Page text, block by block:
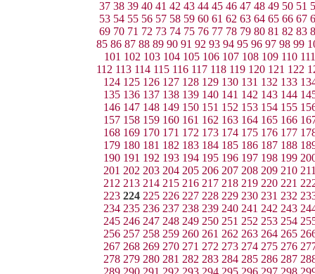
37 38 39 40 41 42 43 44 45 46 47 48 49 50 51
53 54 55 56 57 58 59 60 61 62 63 64 65 66 67
69 70 71 72 73 74 75 76 77 78 79 80 81 82 83
85 86 87 88 89 90 91 92 93 94 95 96 97 98 99
101 102 103 104 105 106 107 108 109 110 111
112 113 114 115 116 117 118 119 120 121 122
124 125 126 127 128 129 130 131 132 133
135 136 137 138 139 140 141 142 143 144
146 147 148 149 150 151 152 153 154 155
157 158 159 160 161 162 163 164 165 166
168 169 170 171 172 173 174 175 176 177
179 180 181 182 183 184 185 186 187 188
190 191 192 193 194 195 196 197 198 199
201 202 203 204 205 206 207 208 209 210
212 213 214 215 216 217 218 219 220 221
223 224 225 226 227 228 229 230 231 232
234 235 236 237 238 239 240 241 242 243
245 246 247 248 249 250 251 252 253 254
256 257 258 259 260 261 262 263 264 265
267 268 269 270 271 272 273 274 275 276
278 279 280 281 282 283 284 285 286 287
289 290 291 292 293 294 295 296 297 298